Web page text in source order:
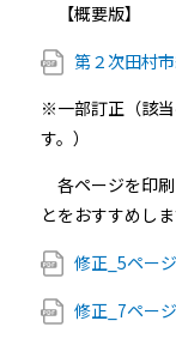
【概要版】
第２次田村
※一部訂正（該
す。）
各ページを印
とをおすすめしま
修正_5ペー
修正_7ペー